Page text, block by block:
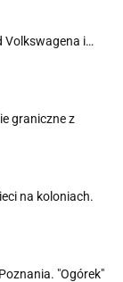
Volkswagena i…
graniczne z
na koloniach.
"Ogórek"